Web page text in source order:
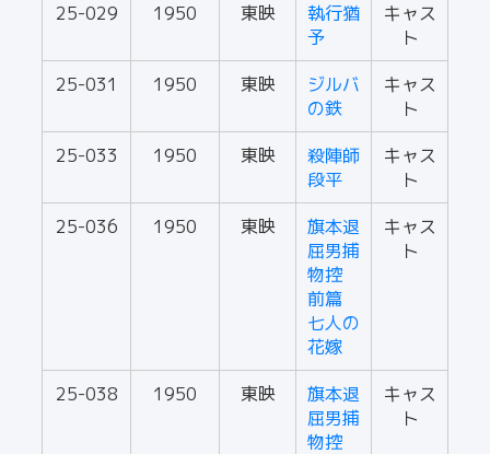
25-029 1950 東映
執行猶
予
キャス
ト
25-031
1950 東映
ジルバ
の鉄
キャス
ト
25-033
1950 東映
殺陣師
段平
キャス
ト
25-036
1950 東映
旗本退
屈男捕
物控
前篇
七人の
花嫁
キャス
ト
25-038 1950 東映
旗本退
屈男捕
物控
キャス
ト